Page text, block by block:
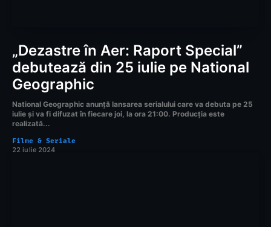
„Dezastre în Aer: Raport Special”
debutează din 25 iulie pe National
Geographic
National Geographic anunță lansarea serialului care va debuta pe 25
iulie și va fi difuzat în fiecare joi, la ora 21:00. Producția este
realizată...
Filme & Seriale
22 iulie 2024